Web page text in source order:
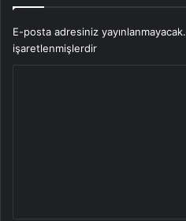
E-posta adresiniz yayınlanmayacak.
işaretlenmişlerdir